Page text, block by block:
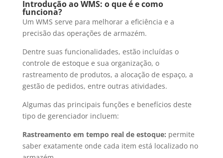
Introdução ao WMS: o que é e como
funciona?
Um WMS serve para melhorar a eficiência e a
precisão das operações de armazém.
Dentre suas funcionalidades, estão incluídas o
controle de estoque e sua organização, o
rastreamento de produtos, a alocação de espaço, a
gestão de pedidos, entre outras atividades.
Algumas das principais funções e benefícios deste
tipo de gerenciador incluem:
Rastreamento em tempo real de estoque: permite
saber exatamente onde cada item está localizado no